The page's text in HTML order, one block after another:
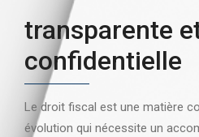
transparente
confidentielle
Le droit fiscal est une matière
évolution qui nécessite un